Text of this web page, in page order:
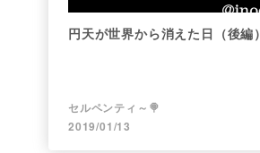
円天が世界から消えた日（後編）
セルペンティ～🍭
2019/01/13